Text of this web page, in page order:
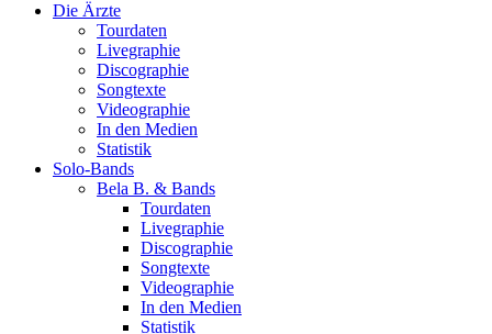
Die Ärzte
Tourdaten
Livegraphie
Discographie
Songtexte
Videographie
In den Medien
Statistik
Solo-Bands
Bela B. & Bands
Tourdaten
Livegraphie
Discographie
Songtexte
Videographie
In den Medien
Statistik